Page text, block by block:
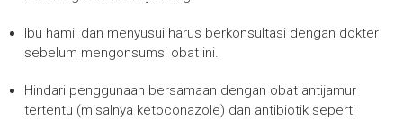
Ibu hamil dan menyusui harus berkonsultasi dengan dokter
sebelum mengonsumsi obat ini.
Hindari penggunaan bersamaan dengan obat antijamur
tertentu (misalnya ketoconazole) dan antibiotik seperti